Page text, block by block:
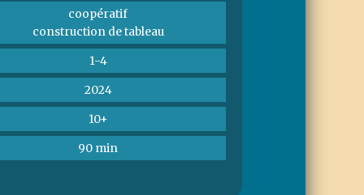
coopératif
construction de tableau
1-4
2024
10+
90 min